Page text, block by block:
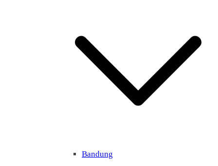
Bandung